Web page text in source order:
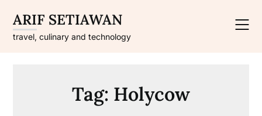
content
ARIF SETIAWAN
travel, culinary and technology
Tag: Holycow